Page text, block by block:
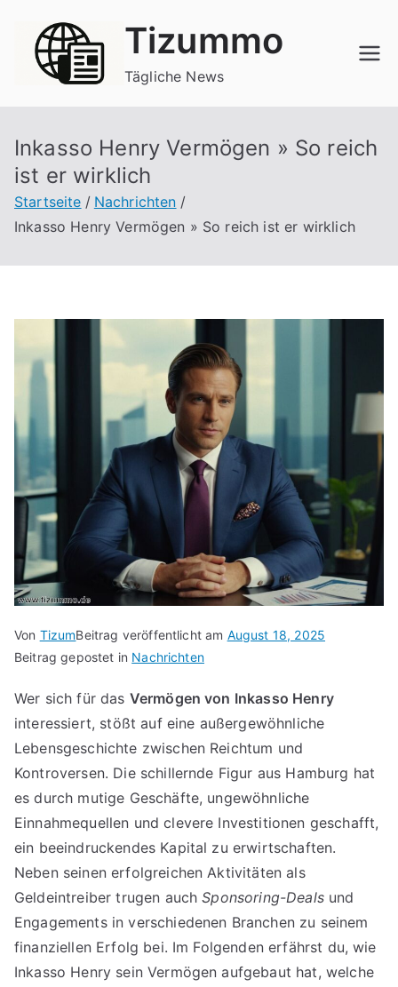
springen
Tizummo
Tägliche News
Inkasso Henry Vermögen » So reich
ist er wirklich
Startseite
Nachrichten
Inkasso Henry Vermögen » So reich ist er wirklich
Von TizumBeitrag veröffentlicht am August 18, 2025
Beitrag gepostet in Nachrichten
Wer sich für das Vermögen von Inkasso Henry
interessiert, stößt auf eine außergewöhnliche
Lebensgeschichte zwischen Reichtum und
Kontroversen. Die schillernde Figur aus Hamburg hat
es durch mutige Geschäfte, ungewöhnliche
Einnahmequellen und clevere Investitionen geschafft,
ein beeindruckendes Kapital zu erwirtschaften.
Neben seinen erfolgreichen Aktivitäten als
Geldeintreiber trugen auchSponsoring-Dealsund
Engagements in verschiedenen Branchen zu seinem
finanziellen Erfolg bei. Im Folgenden erfährst du, wie
Inkasso Henry sein Vermögen aufgebaut hat, welche